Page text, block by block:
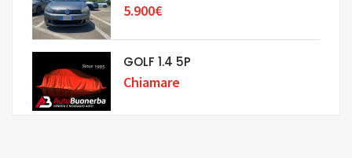
5.900€
GOLF 1.4 5P
Chiamare